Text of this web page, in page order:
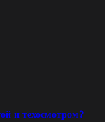
и техосмотром?